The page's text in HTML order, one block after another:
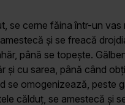
se cerne făina într-un vas
și se freacă
până se topește.
și cu sarea, până când
se omogenizează, peste
călduț, se amestecă și